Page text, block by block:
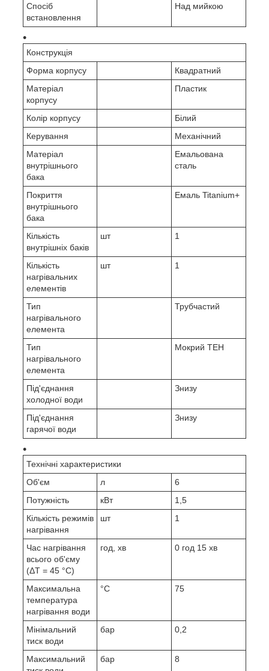
Спосіб
встановлення
Над мийкою
Конструкція
Форма корпусу
Квадратний
Матеріал
корпусу
Пластик
Колір корпусу
Білий
Керування
Механічний
Матеріал
внутрішнього
бака
Емальована
сталь
Покриття
внутрішнього
бака
Емаль Titanium+
Кількість
внутрішніх баків
шт 1
Кількість
нагрівальних
елементів
шт 1
Тип
нагрівального
елемента
Трубчастий
Тип
нагрівального
елемента
Мокрий ТЕН
Під'єднання
холодної води
Знизу
Під'єднання
гарячої води
Знизу
Технічні характеристики
Об'єм
л
6
Потужність
кВт
1,5
Кількість режимів
нагрівання
шт 1
Час нагрівання
всього об'єму
(ΔT = 45 °C)
год, хв 0 год 15 хв
Максимальна
температура
нагрівання води
°С 75
Мінімальний
тиск води
бар 0,2
Максимальний
бар 8